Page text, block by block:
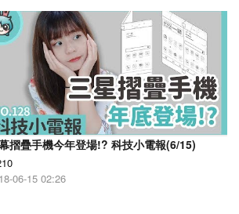
摺疊手機今年登場!? 科技小電報(6/15)
06-15 02:26